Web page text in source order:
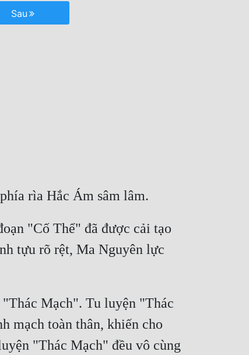
Sau
rìa Hắc Ám sâm lâm.
"Cố Thể" đã được cải tạo
tựu rõ rệt, Ma Nguyên lực
Mạch". Tu luyện "Thác
mạch toàn thân, khiến cho
"Thác Mạch" đều vô cùng